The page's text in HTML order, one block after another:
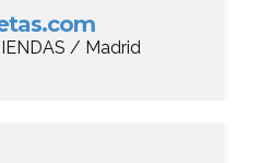
/ Madrid